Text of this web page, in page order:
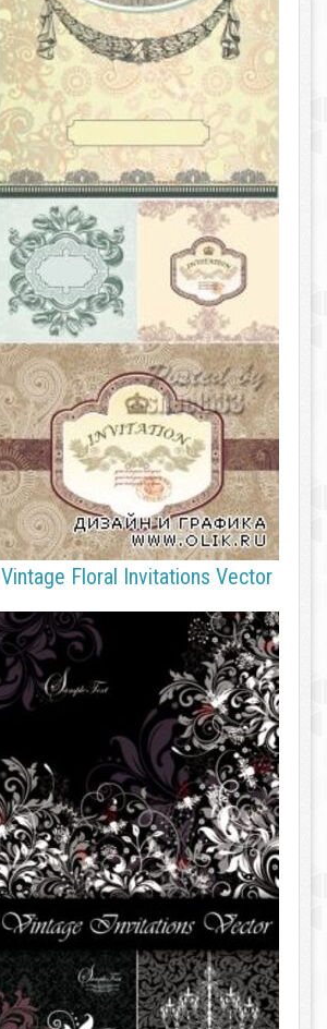
Vintage Floral Invitations Vector